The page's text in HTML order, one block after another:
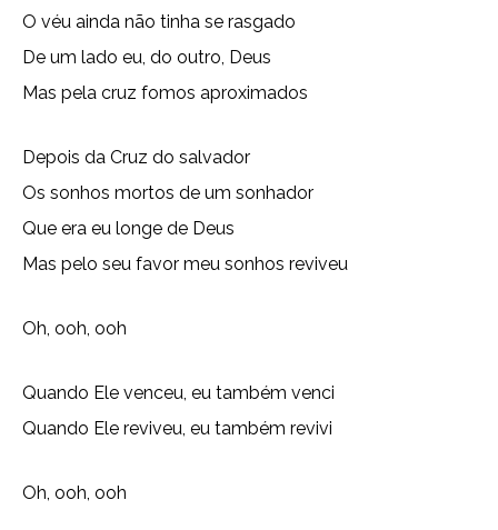
O véu ainda não tinha se rasgado
De um lado eu, do outro, Deus
Mas pela cruz fomos aproximados
Depois da Cruz do salvador
Os sonhos mortos de um sonhador
Que era eu longe de Deus
Mas pelo seu favor meu sonhos reviveu
Oh, ooh, ooh
Quando Ele venceu, eu também venci
Quando Ele reviveu, eu também revivi
Oh, ooh, ooh